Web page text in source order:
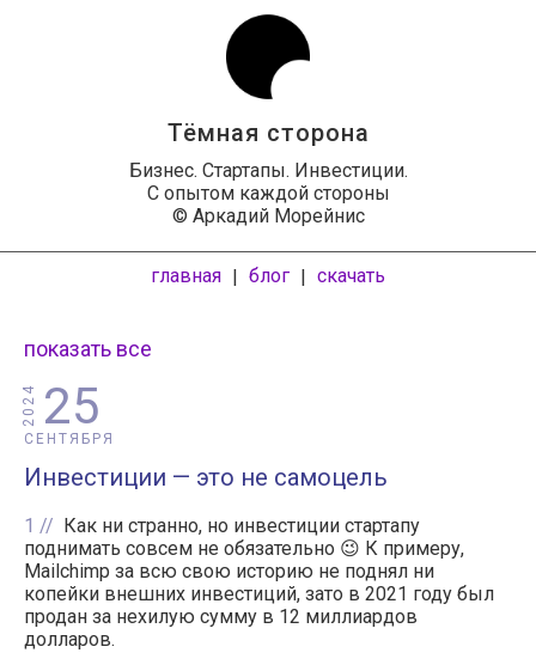
Тёмная сторона
Бизнес. Стартапы. Инвестиции.
С опытом каждой стороны
© Аркадий Морейнис
главная | блог | скачать
показать все
25
СЕНТЯБРЯ
2024
Инвестиции — это не самоцель
1
Как ни странно, но инвестиции стартапу
поднимать совсем не обязательно 😉 К примеру,
Mailchimp за всю свою историю не поднял ни
копейки внешних инвестиций, зато в 2021 году был
продан за нехилую сумму в 12 миллиардов
долларов.